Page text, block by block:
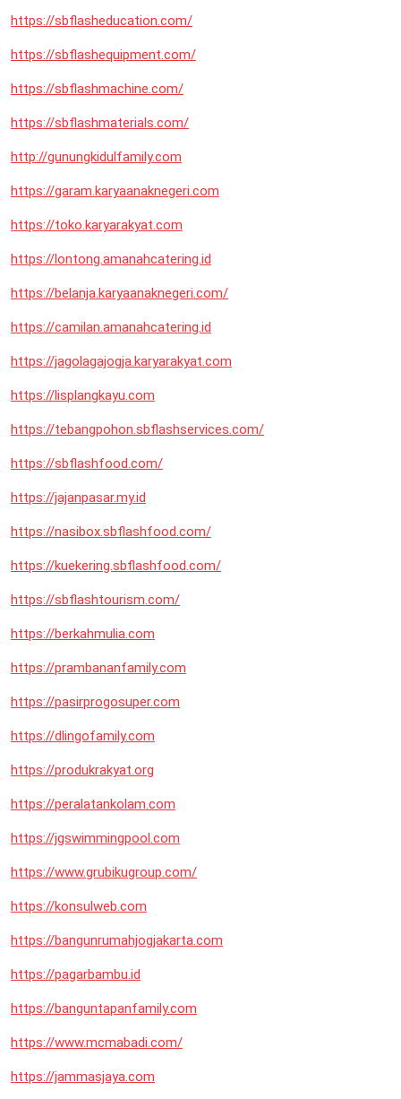
https://sbflasheducation.com/
https://sbflashequipment.com/
https://sbflashmachine.com/
https://sbflashmaterials.com/
http://gunungkidulfamily.com
https://garam.karyaanaknegeri.com
https://toko.karyarakyat.com
https://lontong.amanahcatering.id
https://belanja.karyaanaknegeri.com/
https://camilan.amanahcatering.id
https://jagolagajogja.karyarakyat.com
https://lisplangkayu.com
https://tebangpohon.sbflashservices.com/
https://sbflashfood.com/
https://jajanpasar.my.id
https://nasibox.sbflashfood.com/
https://kuekering.sbflashfood.com/
https://sbflashtourism.com/
https://berkahmulia.com
https://prambananfamily.com
https://pasirprogosuper.com
https://dlingofamily.com
https://produkrakyat.org
https://peralatankolam.com
https://jgswimmingpool.com
https://www.grubikugroup.com/
https://konsulweb.com
https://bangunrumahjogjakarta.com
https://pagarbambu.id
https://banguntapanfamily.com
https://www.mcmabadi.com/
https://jammasjaya.com